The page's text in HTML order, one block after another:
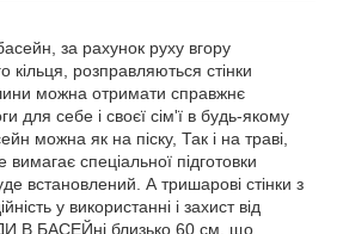
за рахунок руху вгору
кільця, розправляються стінки
можна отримати справжнє
для себе і своєї сім'ї в будь-якому
можна як на піску, Так і на траві,
спеціальної підготовки
встановлений. А тришарові стінки з
у використанні і захист від
В БАСЕЙні близько 60 см, що